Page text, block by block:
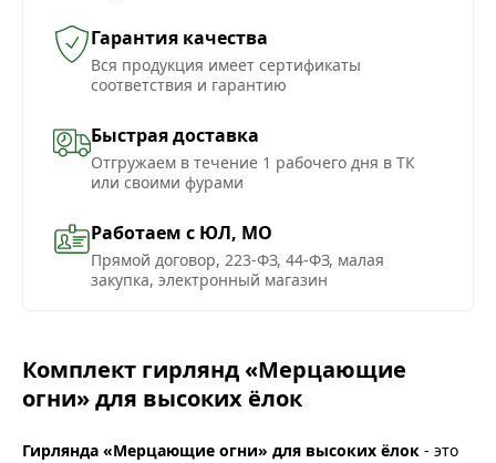
Гарантия качества
Вся продукция имеет сертификаты
соответствия и гарантию
Быстрая доставка
Отгружаем в течение 1 рабочего дня в ТК
или своими фурами
Работаем с ЮЛ, МО
Прямой договор, 223-ФЗ, 44-ФЗ, малая
закупка, электронный магазин
Комплект гирлянд «Мерцающие
огни» для высоких ёлок
Гирлянда «Мерцающие огни» для высоких ёлок - это